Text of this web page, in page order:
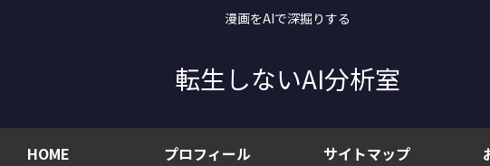
漫画をAIで深掘りする
転生しないAI分析室
HOME プロフィール サイトマップ